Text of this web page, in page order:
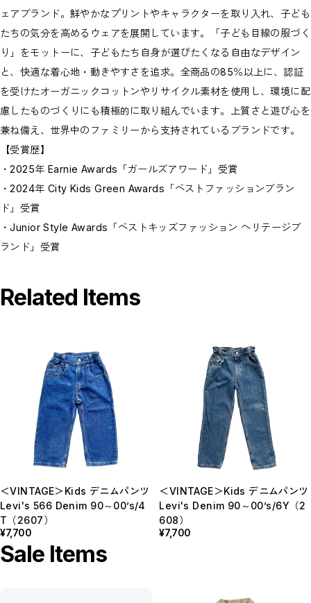
ェアブランド。鮮やかなプリントやキャラクターを取り入れ、子ども
たちの気分を高めるウェアを展開しています。「子ども目線の服づく
り」をモットーに、子どもたち自身が選びたくなる自由なデザイン
と、快適な着心地・動きやすさを追求。全商品の85％以上に、認証
を受けたオーガニックコットンやリサイクル素材を使用し、環境に配
慮したものづくりにも積極的に取り組んでいます。上質さと遊び心を
兼ね備え、世界中のファミリーから支持されているブランドです。
【受賞歴】
・2025年 Earnie Awards「ガールズアワード」受賞
・2024年 City Kids Green Awards「ベストファッションブラン
ド」受賞
・Junior Style Awards「ベストキッズファッション ヘリテージブ
ランド」受賞
Related Items
＜VINTAGE＞Kids デニムパンツ
Levi's 566 Denim 90～00’s/4
T（2607）
¥7,700
＜VINTAGE＞Kids デニムパンツ
Levi's Denim 90～00’s/6Y（2
608）
¥7,700
Sale Items